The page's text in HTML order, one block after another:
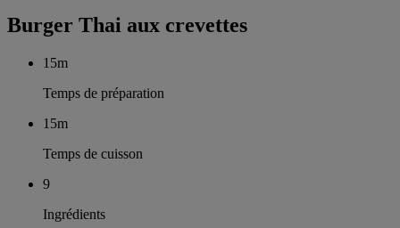
Burger Thai aux crevettes
15m
Temps de préparation
15m
Temps de cuisson
9
Ingrédients